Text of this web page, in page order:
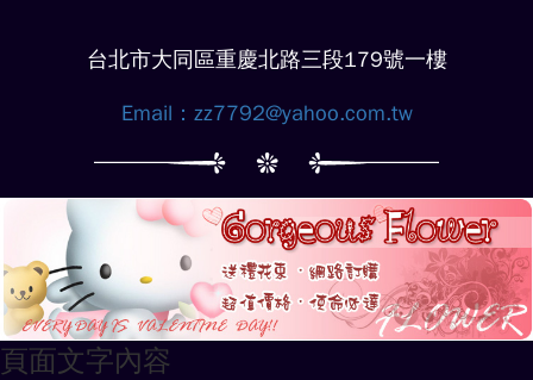
台北市大同區重慶北路三段179號一樓
Email： zz7792@yahoo.com.tw
頁面文字內容